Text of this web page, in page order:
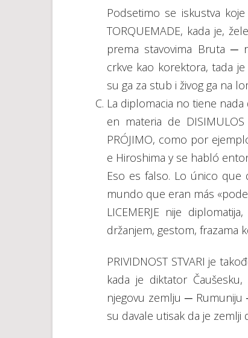
Podsetimo se iskustva
TORQUEMADE, kada je,
prema stavovima Bruta ─
crkve kao korektora, tada
su ga za stub i živog ga na
La diplomacia no tiene
en materia de DISIMULOS
PRÓJIMO, como por
e Hiroshima y se habló
Eso es falso. Lo único
mundo que eran más
LICEMERJE nije
držanjem, gestom, frazama
PRIVIDNOST STVARI je
kada je diktator
njegovu zemlju ─
su davale utisak da je